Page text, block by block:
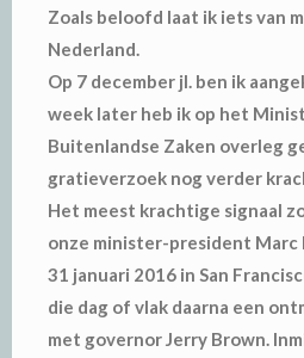
Zoals beloofd laat ik iets van
Nederland.
Op 7 december jl. ben ik
week later heb ik op het
Buitenlandse Zaken overleg
gratieverzoek nog verder
Het meest krachtige signaal
onze minister-president Marc
31 januari 2016 in San
die dag of vlak daarna een
met governor Jerry Brown.